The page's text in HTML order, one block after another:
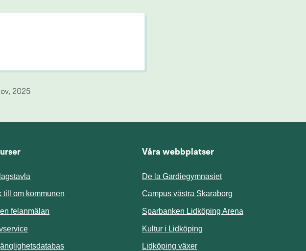
2025
till om kommunen Länk till annan webbplats.
felanmälan
Länk till annan webbplats.
Länk till annan webbplats.
Våra webbplatser
De la Gardiegymnasiet
Campus västra Skaraborg
Sparbanken Lidköping Arena
Kultur i Lidköping
Lidköping växer